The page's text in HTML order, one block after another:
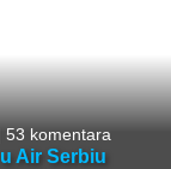
53 komentara
Air Serbiu